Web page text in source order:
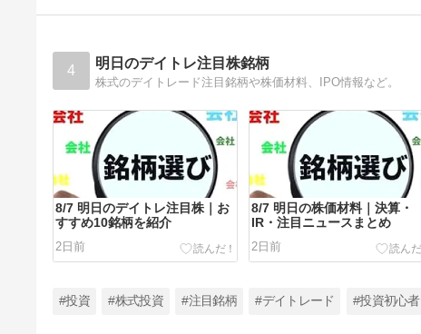
4 明日のデイトレ注目株銘柄
株式のデイトレード注目銘柄や株価材料、IPO情報など。
8/7 明日のデイトレ注目株｜お
すすめ10銘柄を紹介
2日前
8/7 明日の株価材料｜決算・
IR・注目ニュースまとめ
2日前
#投資 #株式投資 #注目銘柄 #デイトレード #投資初心者